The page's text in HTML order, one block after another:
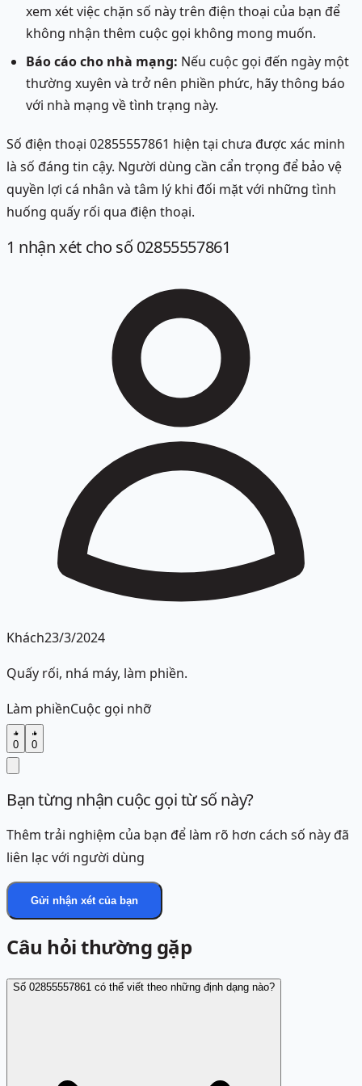
xem xét việc chặn số này trên điện thoại của bạn để
không nhận thêm cuộc gọi không mong muốn.
Báo cáo cho nhà mạng: Nếu cuộc gọi đến ngày một
thường xuyên và trở nên phiền phức, hãy thông báo
với nhà mạng về tình trạng này.
Số điện thoại 02855557861 hiện tại chưa được xác minh
là số đáng tin cậy. Người dùng cần cẩn trọng để bảo vệ
quyền lợi cá nhân và tâm lý khi đối mặt với những tình
huống quấy rối qua điện thoại.
1 nhận xét cho số 02855557861
Khách23/3/2024
Quấy rối, nhá máy, làm phiền.
Làm phiềnCuộc gọi nhỡ
0 0
Bạn từng nhận cuộc gọi từ số này?
Thêm trải nghiệm của bạn để làm rõ hơn cách số này đã
liên lạc với người dùng
Gửi nhận xét của bạn
Câu hỏi thường gặp
Số 02855557861 có thể viết theo những định dạng nào?